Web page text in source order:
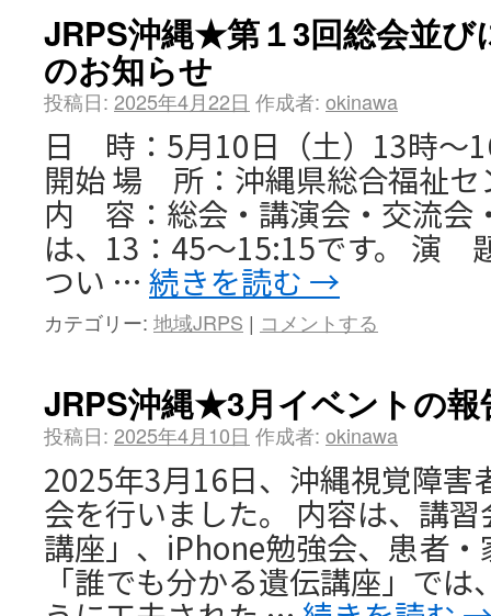
JRPS沖縄★第１3回総会並び
のお知らせ
投稿日: 2025年4月22日 作成者: okinawa
日 時：5月10日（土）13時～
開始 場 所：沖縄県総合福祉
内 容：総会・講演会・交流会
は、13：45～15:15です。 演
つい … 続きを読む →
カテゴリー: 地域JRPS | コメントする
JRPS沖縄★3月イベントの報
投稿日: 2025年4月10日 作成者: okinawa
2025年3月16日、沖縄視覚障害
会を行いました。 内容は、講
講座」、iPhone勉強会、患者
「誰でも分かる遺伝講座」で